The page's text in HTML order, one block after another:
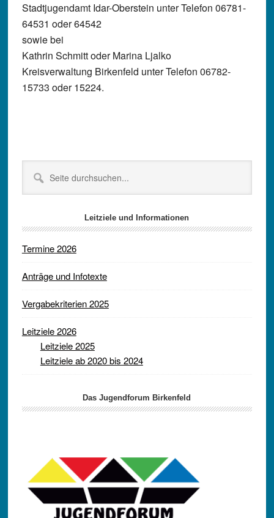
Stadtjugendamt Idar-Oberstein unter Telefon 06781-
64531 oder 64542
sowie bei
Kathrin Schmitt oder Marina Ljalko
Kreisverwaltung Birkenfeld unter Telefon 06782-
15733 oder 15224.
Seitenspalte
durchsuchen...
Leitziele und Informationen
Termine 2026
Anträge und Infotexte
Vergabekriterien 2025
Leitziele 2026
Leitziele 2025
Leitziele ab 2020 bis 2024
Das Jugendforum Birkenfeld